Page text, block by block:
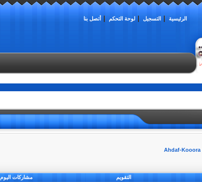
الرئيسية التسجيل لوحة التحكم أتصل بنا
التقويم مشاركات اليوم